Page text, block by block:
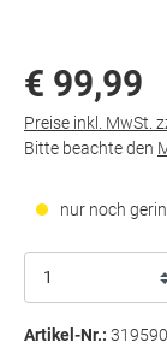
€ 99,99
Preise inkl. MwSt.
Bitte beachte den
nur noch
Artikel-Nr.: